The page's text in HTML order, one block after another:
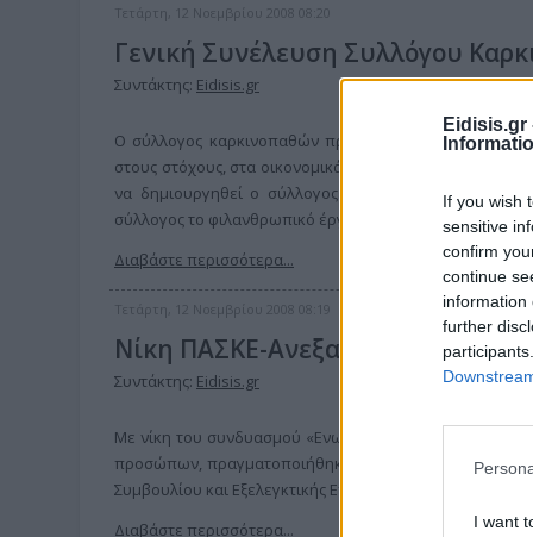
Eidisis.gr
If you wish
sensitive
confirm
continue
information
further
I want
Τετάρτη, 12 Νοεμβρίου 2008 08:20
Γενική Συνέλευση Συλλόγου
Συντάκτης: Eidisis.gr
Ο σύλλογος καρκινοπαθών πραγματοποίησε τη
στους στόχους, στα οικονομικά και γενικά στην
να δημιουργηθεί ο σύλλογος. Αναφέρθηκε ακόμη
σύλλογος το φιλανθρωπικό έργο του.
Διαβάστε περισσότερα...
Τετάρτη, 12 Νοεμβρίου 2008 08:19
Νίκη ΠΑΣΚΕ-Ανεξαρτήτων σε
Συντάκτης: Eidisis.gr
Με νίκη του συνδυασμού «Ενωμένοι Εργαζόμενοι
προσώπων, πραγματοποιήθηκαν οι εκλογές στο
Συμβουλίου και Εξελεγκτικής Επιτροπής, που
Διαβάστε περισσότερα...